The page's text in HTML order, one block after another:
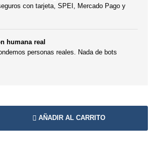
con tarjeta, SPEI, Mercado Pago y
humana real
personas reales. Nada de bots
AÑADIR AL CARRITO